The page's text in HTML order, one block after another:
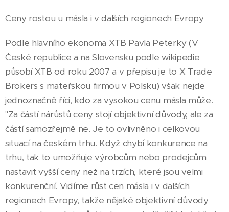
Ceny rostou u másla i v dalších regionech Evropy
Podle hlavního ekonoma XTB Pavla Peterky (V
České republice a na Slovensku podle wikipedie
působí XTB od roku 2007 a v přepisu je to X Trade
Brokers s mateřskou firmou v Polsku) však nejde
jednoznačně říci, kdo za vysokou cenu másla může.
"Za částí nárůstů ceny stojí objektivní důvody, ale za
částí samozřejmě ne. Je to ovlivněno i celkovou
situací na českém trhu. Když chybí konkurence na
trhu, tak to umožňuje výrobcům nebo prodejcům
nastavit vyšší ceny než na trzích, které jsou velmi
konkurenční. Vidíme růst cen másla i v dalších
regionech Evropy, takže nějaké objektivní důvody